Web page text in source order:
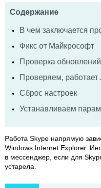
Содержание
В чем заключается
Фикс от Майкрософт
Проверка обновлений
Проверяем, работает
Сброс настроек
Устанавливаем
Работа Skype напрямую
Windows Internet Explorer.
в мессенджер, если для
устарела.